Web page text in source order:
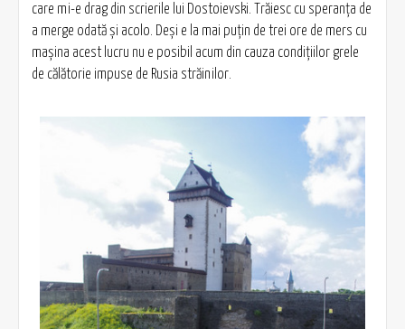
care mi-e drag din scrierile lui Dostoievski. Trăiesc cu speranţa de
a merge odată şi acolo. Deşi e la mai puţin de trei ore de mers cu
maşina acest lucru nu e posibil acum din cauza condiţiilor grele
de călătorie impuse de Rusia străinilor.